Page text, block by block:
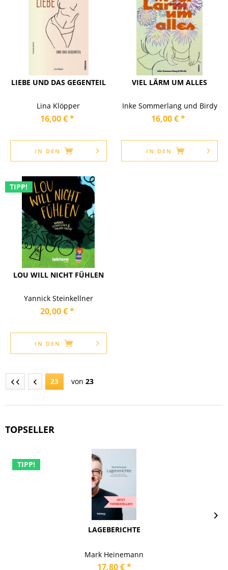
LIEBE UND DAS GEGENTEIL
Lina Klöpper
16,00 € *
IN DEN
VIEL LÄRM UM ALLES
Inke Sommerlang und Birdy
16,00 € *
IN DEN
TIPP!
LOU WILL NICHT FÜHLEN
Yannick Steinkellner
20,00 € *
IN DEN
23 von 23
TOPSELLER
TIPP!
LAGEBERICHTE
Mark Heinemann
17,80 € *